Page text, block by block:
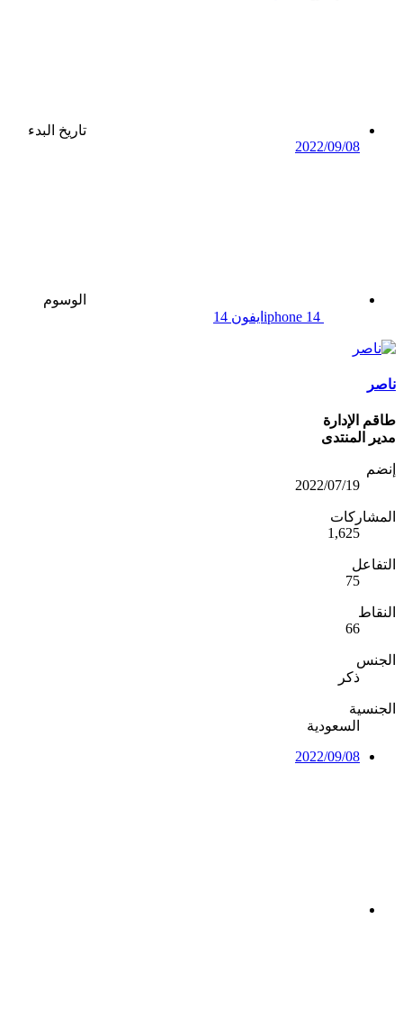
تاريخ البدء
2022/09/08
الوسوم
iphone 14 ايفون 14
ناصر
طاقم الإدارة
مدير المنتدى
إنضم
2022/07/19
المشاركات
1,625
التفاعل
75
النقاط
66
الجنس
ذكر
الجنسية
السعودية
2022/09/08